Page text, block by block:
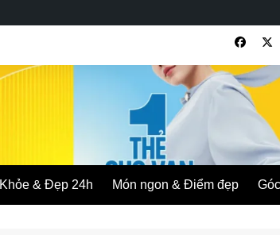
Khỏe & Đẹp 24h Món ngon & Điểm đẹp